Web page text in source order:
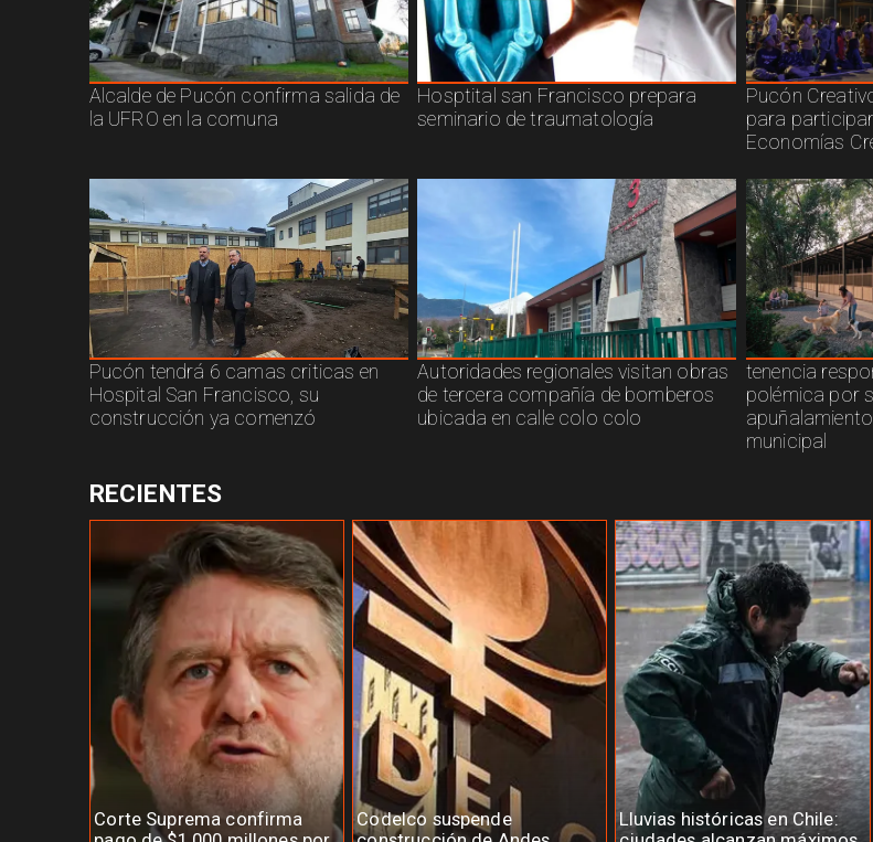
Alcalde de Pucón confirma salida de
la UFRO en la comuna
Hosptital san Francisco prepara
seminario de traumatología
Pucón
para
Economías
Pucón tendrá 6 camas criticas en
Hospital San Francisco, su
construcción ya comenzó
Autoridades regionales visitan obras
de tercera compañía de bomberos
ubicada en calle colo colo
tenencia
polémica por
municipal
Corte Suprema confirma
Codelco suspende
Lluvias históricas en Chile:
RECIENTES